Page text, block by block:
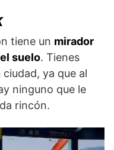
tiene un mirador
suelo. Tienes
ya que al
ninguno que le
rincón.